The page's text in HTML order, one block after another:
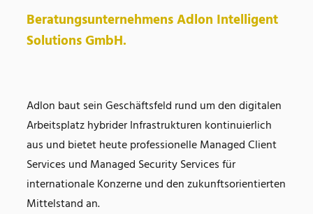
Beratungsunternehmens Adlon Intelligent
Solutions GmbH.
Adlon baut sein Geschäftsfeld rund um den digitalen
Arbeitsplatz hybrider Infrastrukturen kontinuierlich
aus und bietet heute professionelle Managed Client
Services und Managed Security Services für
internationale Konzerne und den zukunftsorientierten
Mittelstand an.